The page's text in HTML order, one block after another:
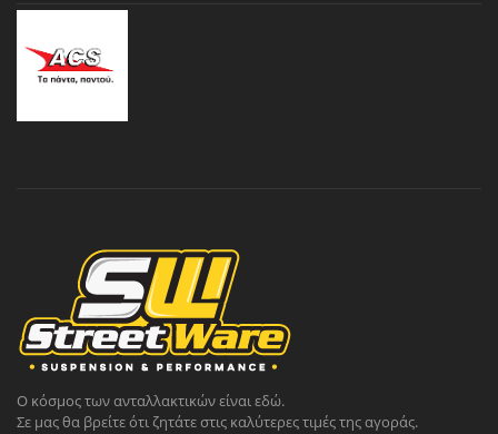
Ο κόσμος των ανταλλακτικών είναι εδώ.
Σε μας θα βρείτε ότι ζητάτε στις καλύτερες τιμές της αγοράς.